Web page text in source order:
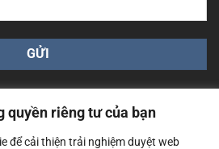
quyền riêng tư của bạn
để cải thiện trải nghiệm duyệt web